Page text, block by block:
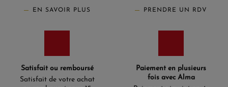
EN SAVOIR PLUS PRENDRE UN RDV
Satisfait ou remboursé
Satisfait de votre achat
Paiement en plusieurs
fois avec Alma